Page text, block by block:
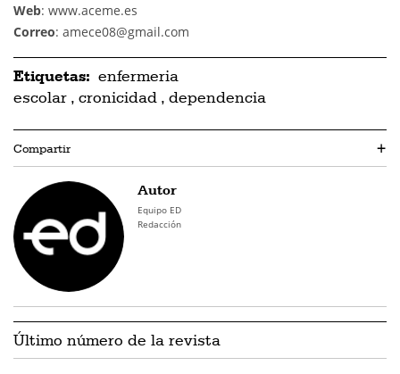
Web: www.aceme.es
Correo: amece08@gmail.com
Etiquetas: enfermeria
escolar , cronicidad , dependencia
Compartir +
Autor
Equipo ED
Redacción
Último número de la revista